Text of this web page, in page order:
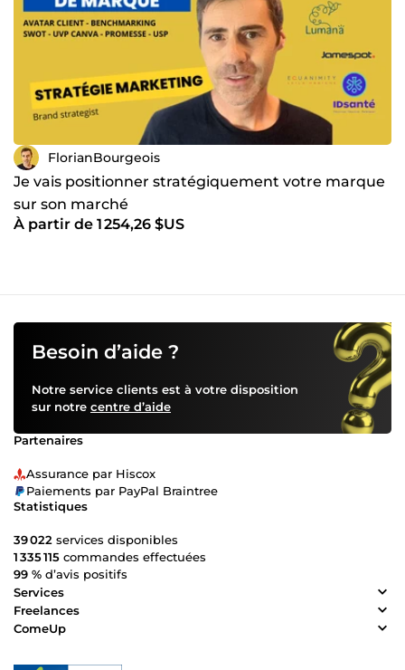
FlorianBourgeois
Je vais positionner stratégiquement votre marque
sur son marché
À partir de 1 254,26 $US
Besoin d’aide ?
Notre service clients est à votre disposition
sur notre centre d’aide
Partenaires
Assurance par Hiscox
Paiements par PayPal Braintree
Statistiques
39 022 services disponibles
1 335 115 commandes effectuées
99 % d’avis positifs
Services
Freelances
ComeUp